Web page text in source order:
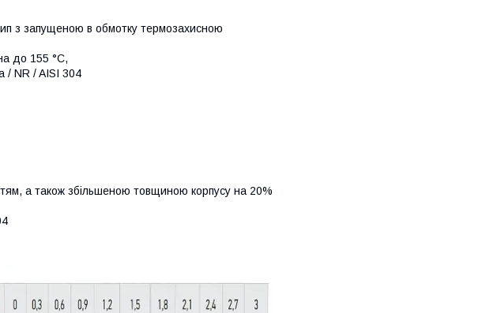
з запущеною в обмотку термозахисною
до 155 °С,
/ NR / AISI 304
а також збільшеною товщиною корпусу на 20%